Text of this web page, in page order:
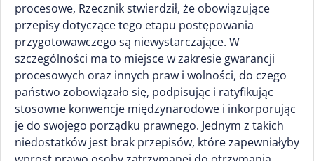
procesowe, Rzecznik stwierdził, że obowiązujące
przepisy dotyczące tego etapu postępowania
przygotowawczego są niewystarczające. W
szczególności ma to miejsce w zakresie gwarancji
procesowych oraz innych praw i wolności, do czego
państwo zobowiązało się, podpisując i ratyfikując
stosowne konwencje międzynarodowe i inkorporując
je do swojego porządku prawnego. Jednym z takich
niedostatków jest brak przepisów, które zapewniałyby